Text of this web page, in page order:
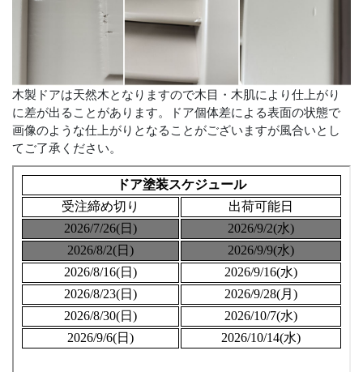
木製ドアは天然木となりますので木目・木肌により仕上がり
に差が出ることがあります。ドア個体差による表面の状態で
画像のような仕上がりとなることがございますが風合いとし
てご了承ください。